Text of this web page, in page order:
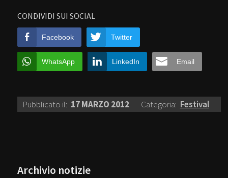
CONDIVIDI SUI SOCIAL
Facebook Twitter
WhatsApp LinkedIn Email
Pubblicato il: 17 MARZO 2012 Categoria: Festival
Archivio notizie